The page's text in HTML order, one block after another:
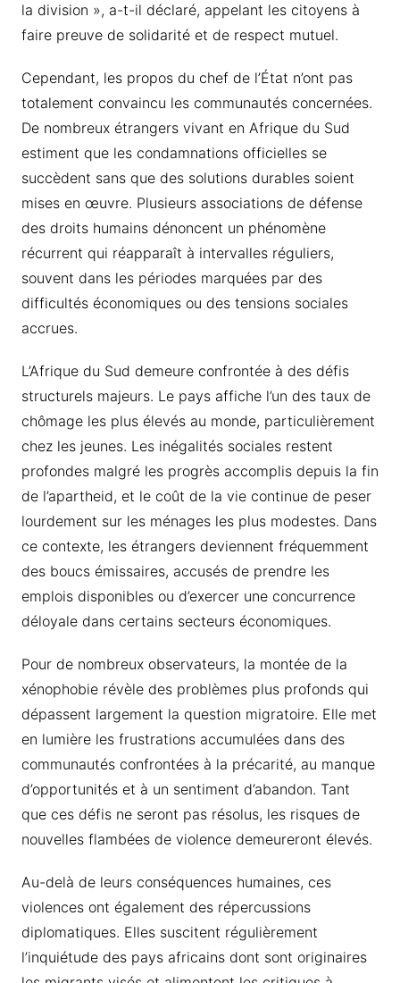
la division », a-t-il déclaré, appelant les citoyens à
faire preuve de solidarité et de respect mutuel.
Cependant, les propos du chef de l’État n’ont pas
totalement convaincu les communautés concernées.
De nombreux étrangers vivant en Afrique du Sud
estiment que les condamnations officielles se
succèdent sans que des solutions durables soient
mises en œuvre. Plusieurs associations de défense
des droits humains dénoncent un phénomène
récurrent qui réapparaît à intervalles réguliers,
souvent dans les périodes marquées par des
difficultés économiques ou des tensions sociales
accrues.
L’Afrique du Sud demeure confrontée à des défis
structurels majeurs. Le pays affiche l’un des taux de
chômage les plus élevés au monde, particulièrement
chez les jeunes. Les inégalités sociales restent
profondes malgré les progrès accomplis depuis la fin
de l’apartheid, et le coût de la vie continue de peser
lourdement sur les ménages les plus modestes. Dans
ce contexte, les étrangers deviennent fréquemment
des boucs émissaires, accusés de prendre les
emplois disponibles ou d’exercer une concurrence
déloyale dans certains secteurs économiques.
Pour de nombreux observateurs, la montée de la
xénophobie révèle des problèmes plus profonds qui
dépassent largement la question migratoire. Elle met
en lumière les frustrations accumulées dans des
communautés confrontées à la précarité, au manque
d’opportunités et à un sentiment d’abandon. Tant
que ces défis ne seront pas résolus, les risques de
nouvelles flambées de violence demeureront élevés.
Au-delà de leurs conséquences humaines, ces
violences ont également des répercussions
diplomatiques. Elles suscitent régulièrement
l’inquiétude des pays africains dont sont originaires